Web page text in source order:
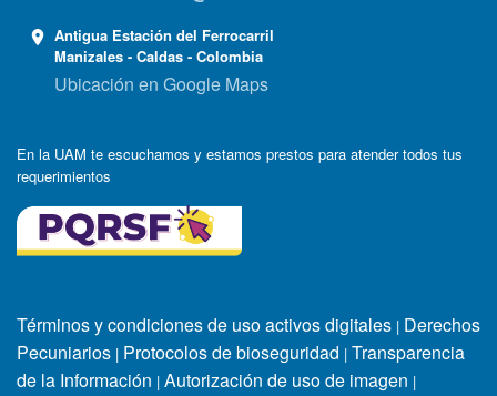
Antigua Estación del Ferrocarril
Manizales - Caldas - Colombia
Ubicación en Google Maps
En la UAM te escuchamos y estamos prestos para atender todos tus
requerimientos
Términos y condiciones de uso activos digitales | Derechos
Pecuniarios | Protocolos de bioseguridad | Transparencia
de la Información | Autorización de uso de imagen |